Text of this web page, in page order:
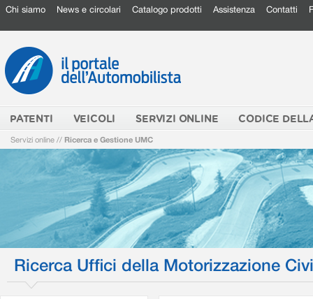
Chi siamo News e circolari Catalogo prodotti Assistenza Contatti
PATENTI VEICOLI SERVIZI ONLINE CODICE
Servizi online // Ricerca e Gestione UMC
Ricerca Uffici della Motorizzazione